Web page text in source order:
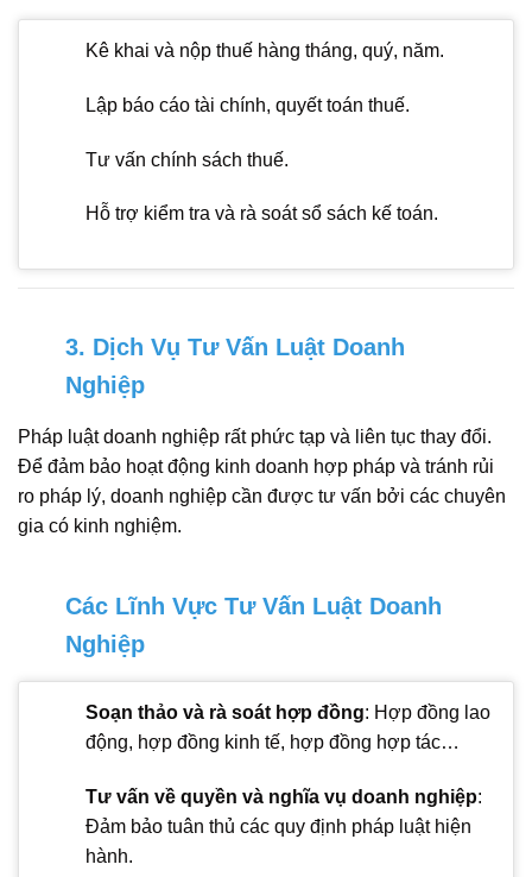
Kê khai và nộp thuế hàng tháng, quý, năm.
Lập báo cáo tài chính, quyết toán thuế.
Tư vấn chính sách thuế.
Hỗ trợ kiểm tra và rà soát sổ sách kế toán.
3. Dịch Vụ Tư Vấn Luật Doanh
Nghiệp
Pháp luật doanh nghiệp rất phức tạp và liên tục thay đổi.
Để đảm bảo hoạt động kinh doanh hợp pháp và tránh rủi
ro pháp lý, doanh nghiệp cần được tư vấn bởi các chuyên
gia có kinh nghiệm.
Các Lĩnh Vực Tư Vấn Luật Doanh
Nghiệp
Soạn thảo và rà soát hợp đồng: Hợp đồng lao
động, hợp đồng kinh tế, hợp đồng hợp tác…
Tư vấn về quyền và nghĩa vụ doanh nghiệp:
Đảm bảo tuân thủ các quy định pháp luật hiện
hành.